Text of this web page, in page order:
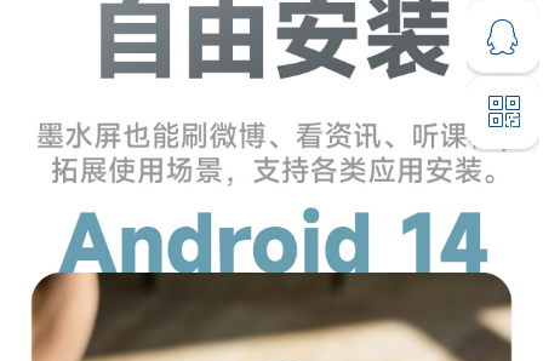
ꁗ
QQ客服
ꀥ
微信二维码